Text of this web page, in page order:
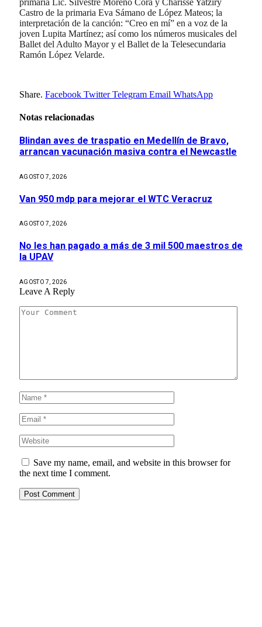
primaria Lic. Silvestre Moreno Cora y Charisse Yatziry
Castro de la primaria Eva Sámano de López Mateos; la
interpretación de la canción: “Creo en mí” en a voz de la
joven Lupita Martínez; así como los números musicales del
Ballet del Adulto Mayor y el Ballet de la Telesecundaria
Ramón López Velarde.
Share. Facebook Twitter Telegram Email WhatsApp
Notas relacionadas
Blindan aves de traspatio en Medellín de Bravo,
arrancan vacunación masiva contra el Newcastle
AGOSTO 7, 2026
Van 950 mdp para mejorar el WTC Veracruz
AGOSTO 7, 2026
No les han pagado a más de 3 mil 500 maestros de
la UPAV
AGOSTO 7, 2026
Leave A Reply
Save my name, email, and website in this browser for
the next time I comment.